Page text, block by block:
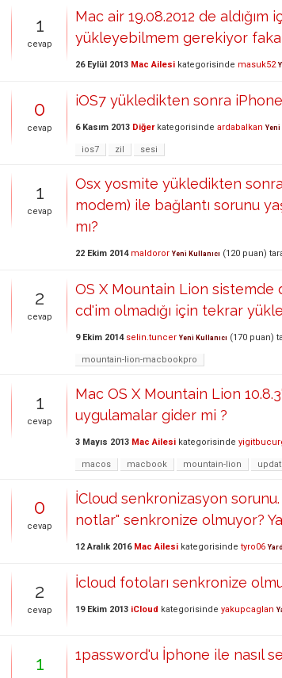
1
cevap
Mac air 19.08.2012 de
yükleyebilmem gerekiyor
26 Eylül 2013 Mac Ailesi kategorisinde masuk52
0
cevap
iOS7 yükledikten sonra
6 Kasım 2013 Diğerkategorisinde ardabalkan Yeni
ios7 zil sesi
1
cevap
Osx yosmite yükledikten
modem) ile bağlantı sorunu
mı?
22 Ekim 2014 maldoror Yeni Kullanıcı (120 puan)
2
cevap
OS X Mountain Lion
cd'im olmadığı için tekrar
9 Ekim 2014 selin.tuncer Yeni Kullanıcı (170 puan)
mountain-lion-macbookpro
1
cevap
Mac OS X Mountain Lion
uygulamalar gider mi ?
3 Mayıs 2013 Mac Ailesi kategorisinde
macos macbook mountain-lion
0
cevap
İCloud senkronizasyon
notlar" senkronize olmuyor?
12 Aralık 2016 Mac Ailesi kategorisinde tyro06
2
cevap
İcloud fotoları senkronize
19 Ekim 2013 iCloud kategorisinde yakupcaglan
1 1password'u İphone ile nasıl